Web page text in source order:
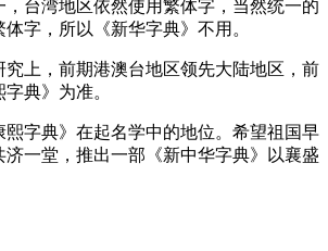
台湾地区依然使用繁体字，当然统一的
字，所以《新华字典》不用。
究上，前期港澳台地区领先大陆地区，前
典》为准。
熙字典》在起名学中的地位。希望祖国早
济一堂，推出一部《新中华字典》以襄盛